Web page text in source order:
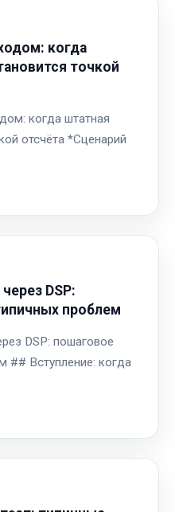
когда
точкой
когда штатная
отсчёта *Сценарий
DSP:
проблем
DSP: пошаговое
## Вступление: когда